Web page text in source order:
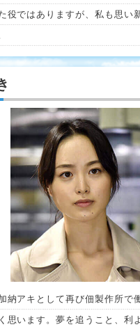
役ではありますが、私も思い
納アキとして再び佃製作所で
思います。夢を追うこと、利